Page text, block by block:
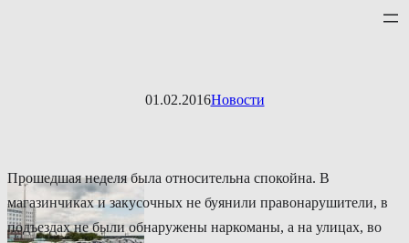
01.02.2016Новости
Прошедшая неделя была относительна спокойна. В
магазинчиках и закусочных не буянили правонарушители, в
подъездах не были обнаружены наркоманы, а на улицах, во